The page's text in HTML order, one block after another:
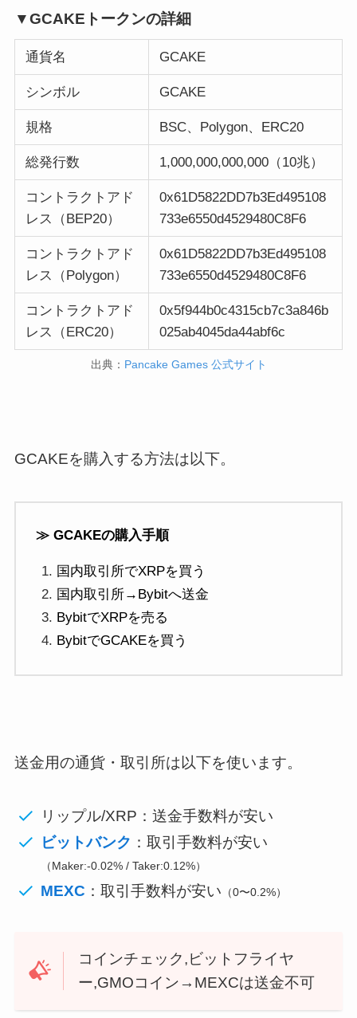
▼GCAKEトークンの詳細
通貨名 GCAKE
シンボル GCAKE
規格 BSC、Polygon、ERC20
総発行数 1,000,000,000,000（10兆）
コントラクトアド
レス（BEP20）
0x61D5822DD7b3Ed495108
733e6550d4529480C8F6
コントラクトアド
レス（Polygon）
0x61D5822DD7b3Ed495108
733e6550d4529480C8F6
コントラクトアド
レス（ERC20）
0x5f944b0c4315cb7c3a846b
025ab4045da44abf6c
出典： Pancake Games 公式サイト
GCAKEを購入する方法は以下。
≫ GCAKEの購入手順
国内取引所でXRPを買う
国内取引所→Bybitへ送金
BybitでXRPを売る
BybitでGCAKEを買う
送金用の通貨・取引所は以下を使います。
リップル/XRP：送金手数料が安い
ビットバンク ：取引手数料が安い
（Maker:-0.02% / Taker:0.12%）
MEXC ：取引手数料が安い （0〜0.2%）
コインチェック,ビットフライヤ
ー,GMOコイン→MEXCは送金不可